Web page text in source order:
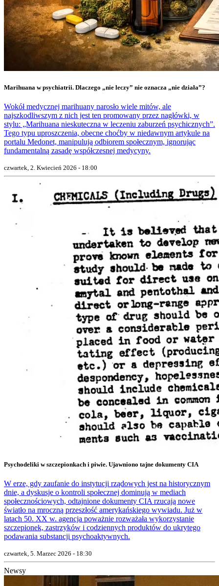
Marihuana w psychiatrii. Dlaczego „nie leczy” nie oznacza „nie działa”?
Wokół medycznej marihuany narosło wiele mitów, ale
najszkodliwszym z nich jest ten promowany przez nagłówki, w
stylu: „Marihuana nieskuteczna w leczeniu zaburzeń psychicznych”.
Tego typu uproszczenia, obecne choćby w niedawnym artykule na
portalu Medonet, manipulują odbiorem społecznym, ignorując
fundamentalną zasadę współczesnej medycyny.
czwartek, 2. Kwiecień 2026 - 18:00
Psychodeliki w szczepionkach i piwie. Ujawniono tajne dokumenty CIA
W erze, gdy zaufanie do instytucji rządowych jest na historycznym
dnie, a dyskusje o kontroli społecznej dominują w mediach
społecznościowych, odtajnione dokumenty CIA rzucają nowe
światło na mroczną przeszłość amerykańskiego wywiadu. Już w
latach 50. XX w. agencja poważnie rozważała wykorzystanie
szczepionek, zastrzyków i codziennych produktów do ukrytego
podawania substancji psychoaktywnych.
czwartek, 5. Marzec 2026 - 18:30
Newsy